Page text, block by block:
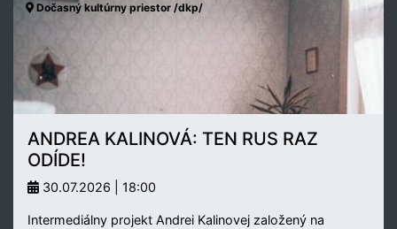
Dočasný kultúrny priestor /dkp/
ANDREA KALINOVÁ: TEN RUS RAZ
ODÍDE!
30.07.2026 | 18:00
Intermediálny projekt Andrei Kalinovej založený na